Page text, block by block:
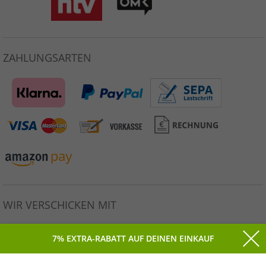
ZAHLUNGSARTEN
WIR VERSCHICKEN MIT
7% EXTRA-RABATT AUF DEINEN EINKAUF